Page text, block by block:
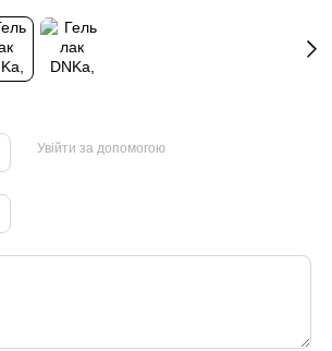
Увійти за допомогою